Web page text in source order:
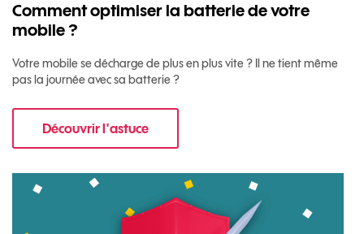
Comment optimiser la batterie de votre
mobile ?
Votre mobile se décharge de plus en plus vite ? Il ne tient même
pas la journée avec sa batterie ?
Découvrir l'astucepour Comment optimiser la batterie de